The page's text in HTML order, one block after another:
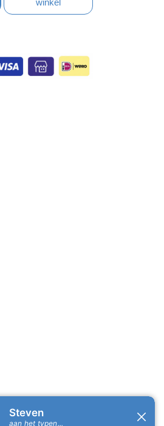
winkel